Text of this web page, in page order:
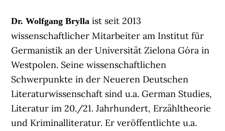
Dr. Wolfgang Brylla ist seit 2013
wissenschaftlicher Mitarbeiter am Institut für
Germanistik an der Universität Zielona Góra in
Westpolen. Seine wissenschaftlichen
Schwerpunkte in der Neueren Deutschen
Literaturwissenschaft sind u.a. German Studies,
Literatur im 20./21. Jahrhundert, Erzähltheorie
und Kriminalliteratur. Er veröffentlichte u.a.